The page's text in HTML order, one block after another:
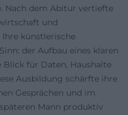
Nach dem Abitur vertiefte
und
Ihre künstlerische
der Aufbau eines klaren
für Daten, Haushalte
Ausbildung schärfte ihre
Gesprächen und im
Mann produktiv